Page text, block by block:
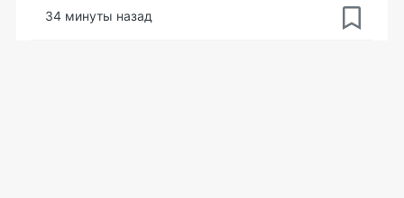
34 минуты назад